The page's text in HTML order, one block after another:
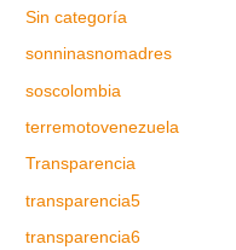
Sin categoría
sonninasnomadres
soscolombia
terremotovenezuela
Transparencia
transparencia5
transparencia6